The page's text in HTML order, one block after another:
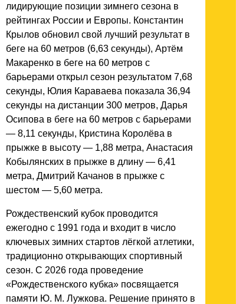
лидирующие позиции зимнего сезона в
рейтингах России и Европы. Константин
Крылов обновил свой лучший результат в
беге на 60 метров (6,63 секунды), Артём
Макаренко в беге на 60 метров с
барьерами открыл сезон результатом 7,68
секунды, Юлия Караваева показала 36,94
секунды на дистанции 300 метров, Дарья
Осипова в беге на 60 метров с барьерами
— 8,11 секунды, Кристина Королёва в
прыжке в высоту — 1,88 метра, Анастасия
Кобылянских в прыжке в длину — 6,41
метра, Дмитрий Качанов в прыжке с
шестом — 5,60 метра.
Рождественский кубок проводится
ежегодно с 1991 года и входит в число
ключевых зимних стартов лёгкой атлетики,
традиционно открывающих спортивный
сезон. С 2026 года проведение
«Рождественского кубка» посвящается
памяти Ю. М. Лужкова. Решение принято в